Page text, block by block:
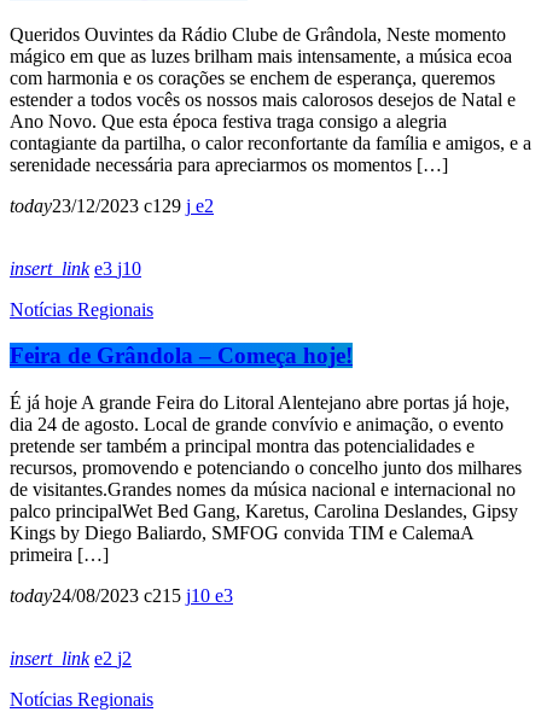
Queridos Ouvintes da Rádio Clube de Grândola, Neste momento
mágico em que as luzes brilham mais intensamente, a música ecoa
com harmonia e os corações se enchem de esperança, queremos
estender a todos vocês os nossos mais calorosos desejos de Natal e
Ano Novo. Que esta época festiva traga consigo a alegria
contagiante da partilha, o calor reconfortante da família e amigos, e a
serenidade necessária para apreciarmos os momentos […]
today23/12/2023 129 2
insert_link 3 10
Notícias Regionais
Feira de Grândola – Começa hoje!
É já hoje A grande Feira do Litoral Alentejano abre portas já hoje,
dia 24 de agosto. Local de grande convívio e animação, o evento
pretende ser também a principal montra das potencialidades e
recursos, promovendo e potenciando o concelho junto dos milhares
de visitantes.Grandes nomes da música nacional e internacional no
palco principalWet Bed Gang, Karetus, Carolina Deslandes, Gipsy
Kings by Diego Baliardo, SMFOG convida TIM e CalemaA
primeira […]
today24/08/2023 215 10 3
insert_link 2 2
Notícias Regionais